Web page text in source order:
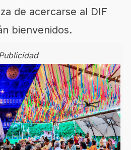
de acercarse al DIF
bienvenidos.